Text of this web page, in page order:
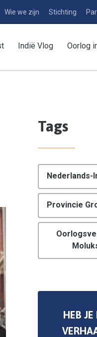
Wie we zijn Stichting
Indië Vlog Oorlog
Tags
Nederlands-
Provincie
HEB JE